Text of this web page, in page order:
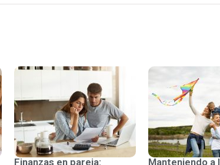
Finanzas en pareja:
Manteniendo a